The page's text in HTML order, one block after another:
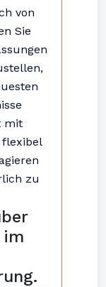
von
Sie
mit
zu